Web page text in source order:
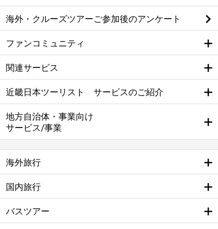
海外・クルーズツアーご参加後のアンケート
ファンコミュニティ
関連サービス
近畿日本ツーリスト サービスのご紹介
地方自治体・事業向け
サービス/事業
海外旅行
国内旅行
バスツアー